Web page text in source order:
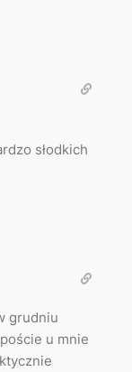
słodkich
grudniu
u mnie